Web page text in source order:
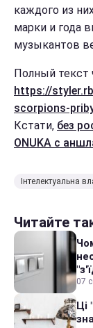
каждого из
марки и года
музыкантов
Полный текст
https://
scorpions-
Кстати, без
ONUKA с
Інтелектуальна
Читайте
07
Ці